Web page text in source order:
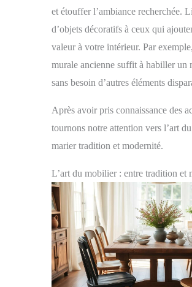
et étouffer l’ambiance recherchée.
d’objets décoratifs à ceux qui
valeur à votre intérieur. Par
murale ancienne suffit à habiller un
sans besoin d’autres éléments
Après avoir pris connaissance des
tournons notre attention vers l’art
marier tradition et modernité.
L’art du mobilier : entre tradition et